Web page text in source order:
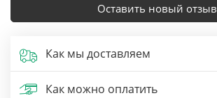
Оставить новый отзыв
Как мы доставляем
Как можно оплатить